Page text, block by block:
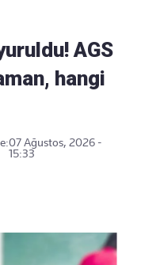
AGS
hangi
07 Ağustos, 2026 -
15:33